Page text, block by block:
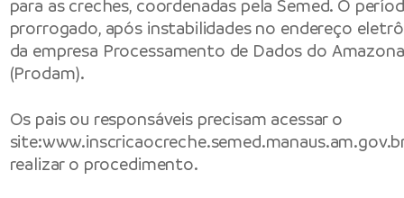
para as creches, coordenadas pela Semed. O
prorrogado, após instabilidades no endereço
da empresa Processamento de Dados do
(Prodam).
Os pais ou responsáveis precisam acessar o
site:
realizar o procedimento.